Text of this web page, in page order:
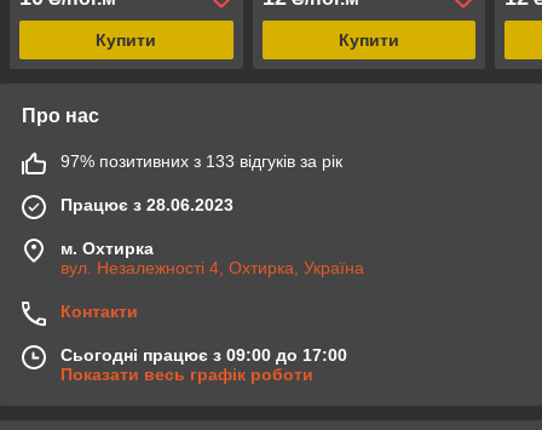
Купити Купити
Про нас
97% позитивних з 133 відгуків за рік
Працює з 28.06.2023
м. Охтирка
вул. Незалежності 4, Охтирка, Україна
Контакти
Сьогодні працює з 09:00 до 17:00
Показати весь графік роботи